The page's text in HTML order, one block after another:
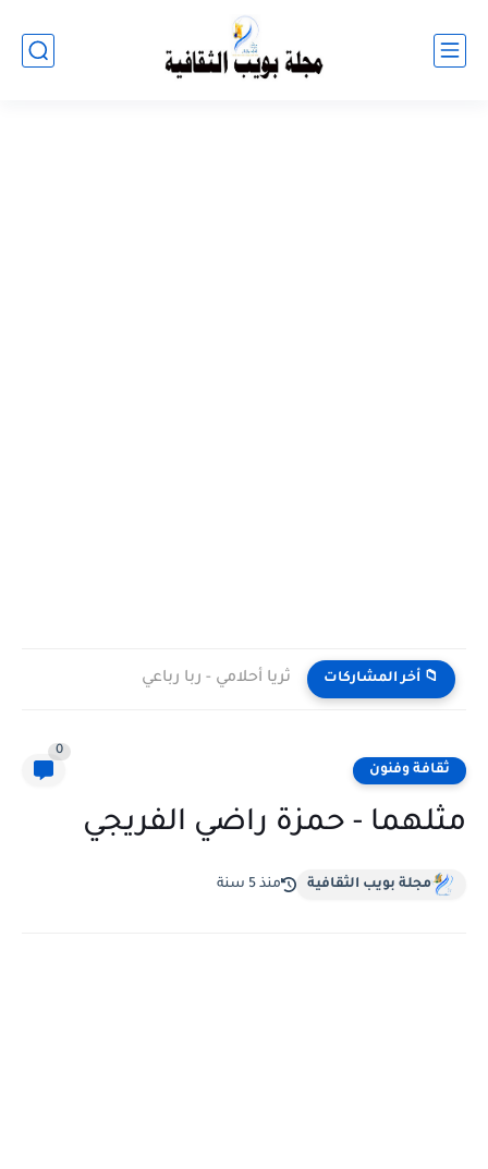
📁 أخر المشاركات ثريا أحلامي - ربا رباعي
ثقافة وفنون
0
مثلهما - حمزة راضي الفريجي
مجلة بويب الثقافية منذ 5 سنة